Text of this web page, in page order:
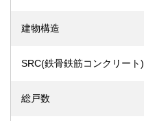
建物構造
SRC(鉄骨鉄筋コンクリート)
総戸数